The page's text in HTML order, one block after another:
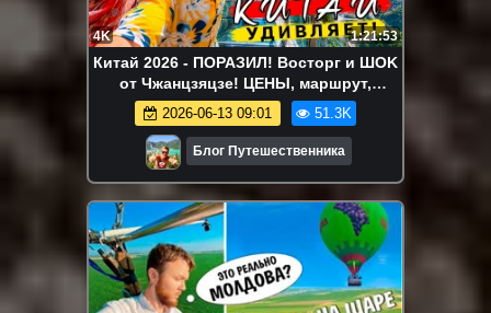
4K 1:21:53
Китай 2026 - ПОРАЗИЛ! Восторг и ШOK
от Чжанцзяцзе! ЦЕНЫ, маршрут,
советы.
2026-06-13 09:01 51.3K
Блог Путешественника